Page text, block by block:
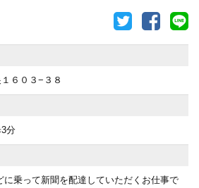
１６０３−３８
分
に乗って新聞を配達していただくお仕事で